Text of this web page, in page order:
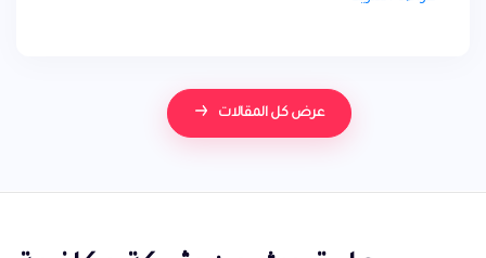
الألمانية شركة ماهره جدا بإبادة الحشرات اباده فوريه بالتأكيد
الثعابين أو من العقارب أو من النمل الأبيض أو من الذباب أو
من البعوض فإن شركة مكافحة الحشرات بالقطيف هي من
تستطيع الإعتماد عليها في هذا الأمر .
عرض كل المقالات